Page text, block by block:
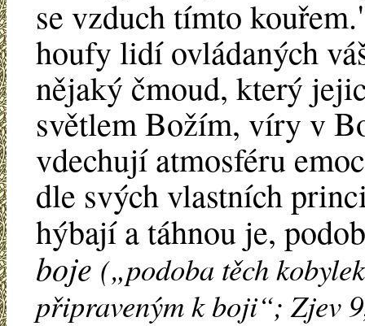
se vzduch tímto
houfy lidí ovládaných
nějaký čmoud, který
světlem Božím, víry v
vdechují atmosféru
dle svých vlastních
hýbají a táhnou je,
boje („podoba těch
připraveným k boji“; Zjev